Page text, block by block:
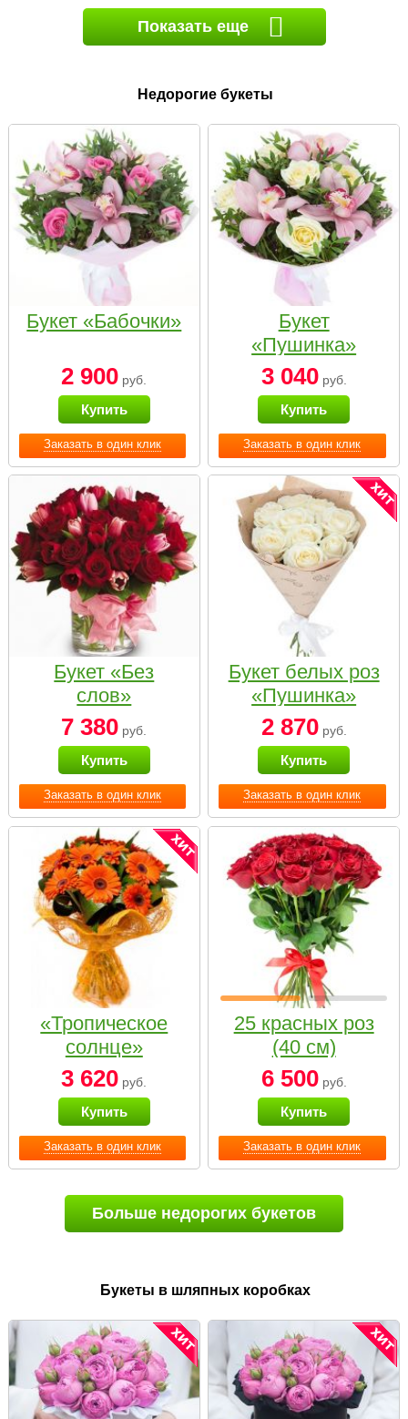
Показать еще
Недорогие букеты
Заказать в один клик
Букет «Бабочки»
2 900 руб.
Купить
Заказать в один клик
Букет
«Пушинка»
3 040руб.
Купить
Заказать в один клик
Букет «Без
слов»
7 380 руб.
Купить
Заказать в один клик
Букет белых роз
«Пушинка»
2 870руб.
Купить
Заказать в один клик
«Тропическое
солнце»
3 620 руб.
Купить
Заказать в один клик
25 красных роз
(40 см)
6 500руб.
Купить
Больше недорогих букетов
Букеты в шляпных коробках